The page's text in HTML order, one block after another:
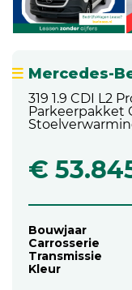
Mercedes-
319 1.9 CDI L2
Parkeerpakket
€
Bouwjaar
Carrosserie
Transmissie
Kleur